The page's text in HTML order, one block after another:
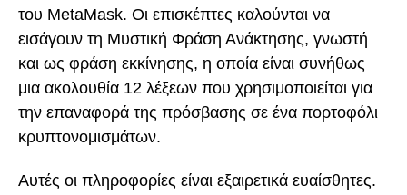
του MetaMask. Οι επισκέπτες καλούνται να
εισάγουν τη Μυστική Φράση Ανάκτησης, γνωστή
και ως φράση εκκίνησης, η οποία είναι συνήθως
μια ακολουθία 12 λέξεων που χρησιμοποιείται για
την επαναφορά της πρόσβασης σε ένα πορτοφόλι
κρυπτονομισμάτων.
Αυτές οι πληροφορίες είναι εξαιρετικά ευαίσθητες.